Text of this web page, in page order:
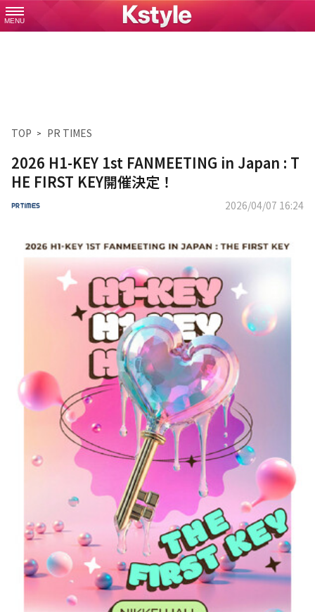
MENU
TOP PR TIMES
2026 H1-KEY 1st FANMEETING in Japan : T
HE FIRST KEY開催決定！
2026/04/07 16:24